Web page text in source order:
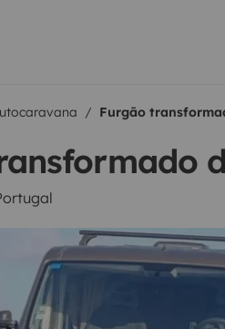
Furgão